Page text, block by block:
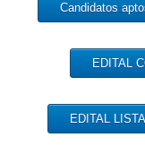
Candidatos
EDITAL
EDITAL